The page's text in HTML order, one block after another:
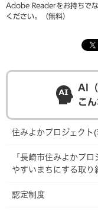
Adobe Readerをお持ちで
ください。（無料）
AI
こ
住みよかプロジェクト
「長崎市住みよかプ
やすいまちにする取り
認定制度